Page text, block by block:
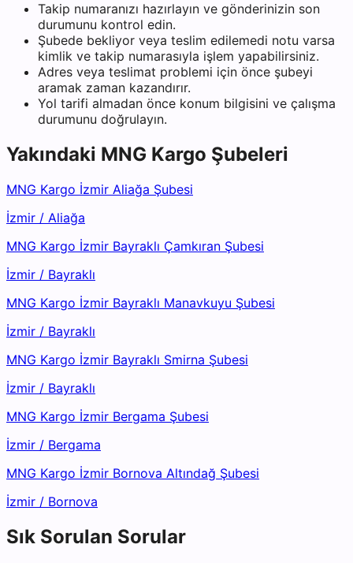
Takip numaranızı hazırlayın ve gönderinizin son
durumunu kontrol edin.
Şubede bekliyor veya teslim edilemedi notu varsa
kimlik ve takip numarasıyla işlem yapabilirsiniz.
Adres veya teslimat problemi için önce şubeyi
aramak zaman kazandırır.
Yol tarifi almadan önce konum bilgisini ve çalışma
durumunu doğrulayın.
Yakındaki MNG Kargo Şubeleri
MNG Kargo İzmir Aliağa Şubesi
İzmir / Aliağa
MNG Kargo İzmir Bayraklı Çamkıran Şubesi
İzmir / Bayraklı
MNG Kargo İzmir Bayraklı Manavkuyu Şubesi
İzmir / Bayraklı
MNG Kargo İzmir Bayraklı Smirna Şubesi
İzmir / Bayraklı
MNG Kargo İzmir Bergama Şubesi
İzmir / Bergama
MNG Kargo İzmir Bornova Altındağ Şubesi
İzmir / Bornova
Sık Sorulan Sorular